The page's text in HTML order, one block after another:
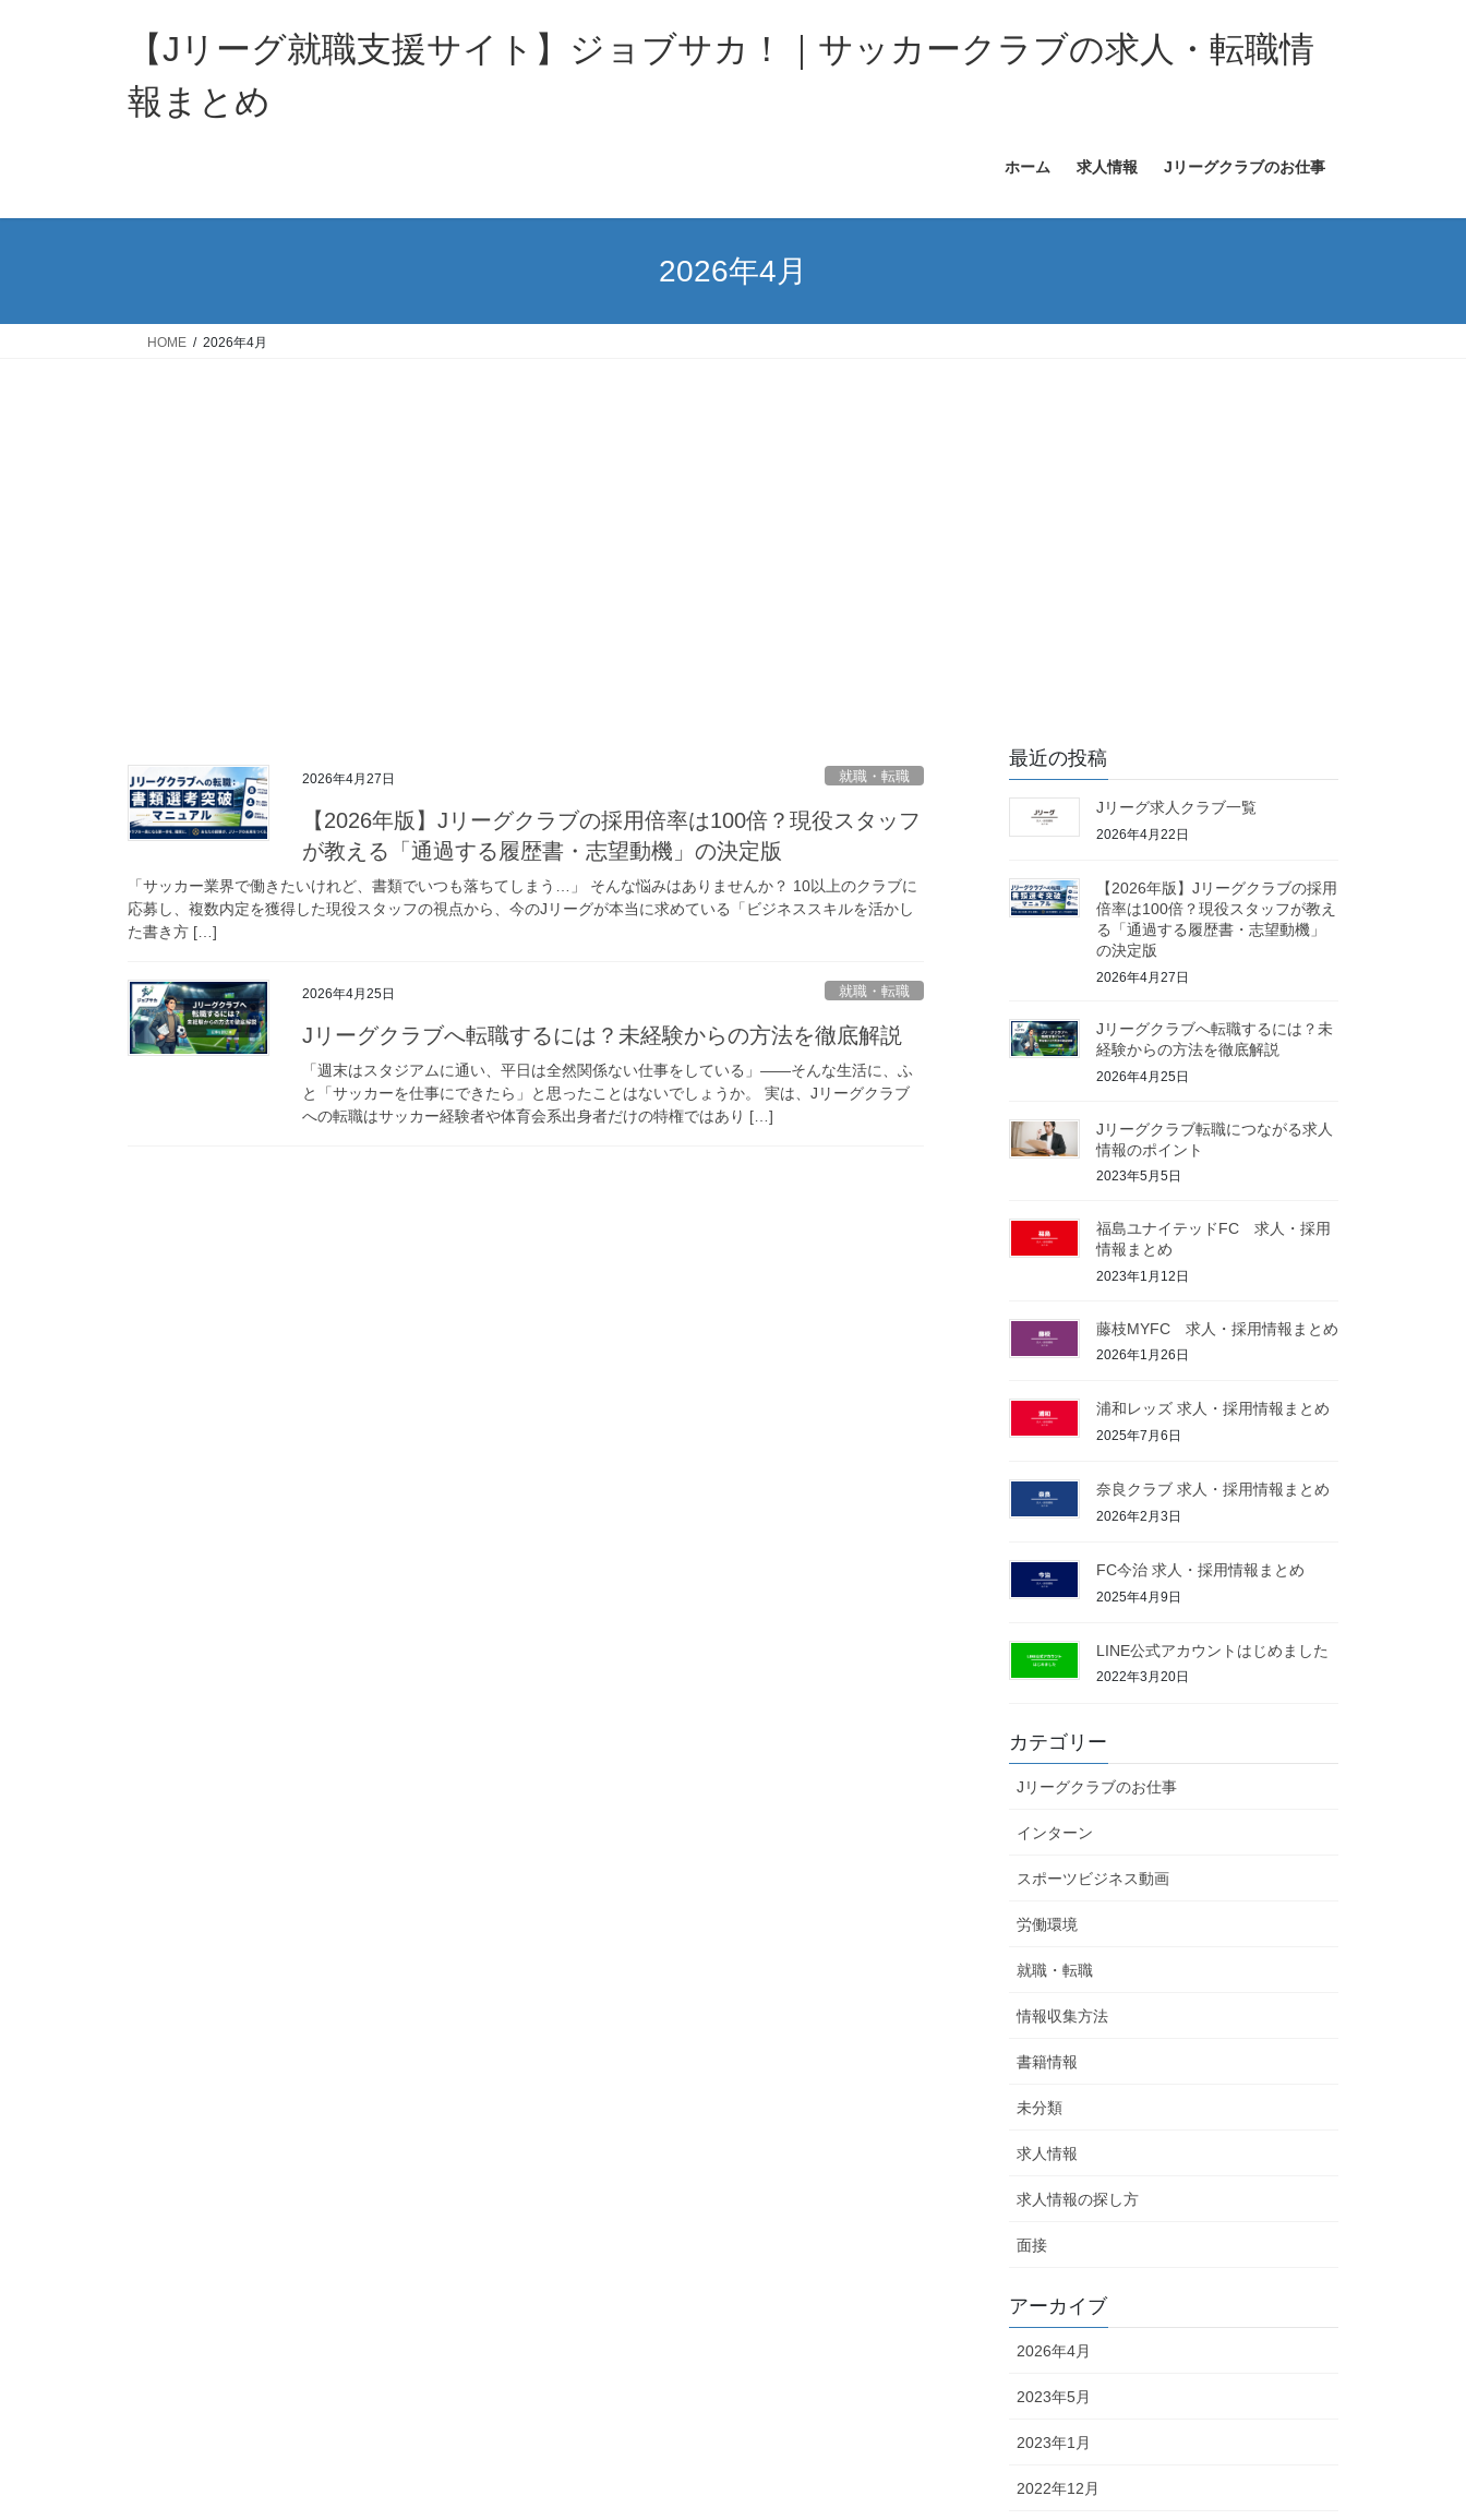
ッ
移
【Jリーグ就職支援サイト】ジョブサカ！｜サッカークラブの求人・転職情
報まとめ
ホーム 求人情報 Jリーグクラブのお仕事
2026年4月
HOME 2026年4月
2026年4月27日 就職・転職
【2026年版】Jリーグクラブの採用倍率は100倍？現役スタッフ
が教える「通過する履歴書・志望動機」の決定版
「サッカー業界で働きたいけれど、書類でいつも落ちてしまう…」 そんな悩みはありませんか？ 10以上のクラブに
応募し、複数内定を獲得した現役スタッフの視点から、今のJリーグが本当に求めている「ビジネススキルを活かし
た書き方 […]
2026年4月25日 就職・転職
Jリーグクラブへ転職するには？未経験からの方法を徹底解説
「週末はスタジアムに通い、平日は全然関係ない仕事をしている」——そんな生活に、ふ
と「サッカーを仕事にできたら」と思ったことはないでしょうか。 実は、Jリーグクラブ
への転職はサッカー経験者や体育会系出身者だけの特権ではあり […]
最近の投稿
Jリーグ求人クラブ一覧
2026年4月22日
【2026年版】Jリーグクラブの採用
倍率は100倍？現役スタッフが教え
る「通過する履歴書・志望動機」
の決定版
2026年4月27日
Jリーグクラブへ転職するには？未
経験からの方法を徹底解説
2026年4月25日
Jリーグクラブ転職につながる求人
情報のポイント
2023年5月5日
福島ユナイテッドFC 求人・採用
情報まとめ
2023年1月12日
藤枝MYFC 求人・採用情報まとめ
2026年1月26日
浦和レッズ 求人・採用情報まとめ
2025年7月6日
奈良クラブ 求人・採用情報まとめ
2026年2月3日
FC今治 求人・採用情報まとめ
2025年4月9日
LINE公式アカウントはじめました
2022年3月20日
カテゴリー
Jリーグクラブのお仕事
インターン
スポーツビジネス動画
労働環境
就職・転職
情報収集方法
書籍情報
未分類
求人情報
求人情報の探し方
面接
アーカイブ
2026年4月
2023年5月
2023年1月
2022年12月